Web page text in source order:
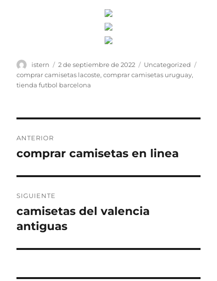
Autor
istern
Publicado
el
2 de septiembre de 2022 Categorías
Uncategorized
comprar camisetas lacoste,comprar camisetas uruguay,
tienda futbol barcelona
de
ANTERIOR
Entrada
comprar camisetas en linea
SIGUIENTE
Entrada
siguiente:
camisetas del valencia
antiguas